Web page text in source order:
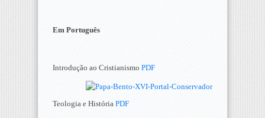
Em Português
Introdução ao Cristianismo PDF
Teologia e História PDF